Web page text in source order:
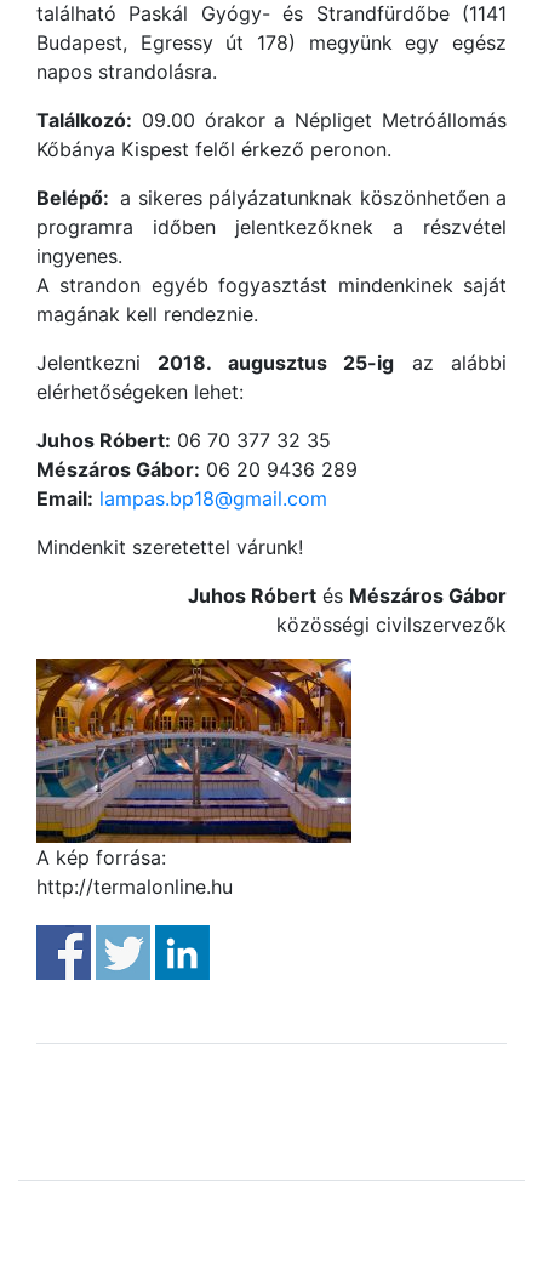
található Paskál Gyógy- és Strandfürdőbe (1141
Budapest, Egressy út 178) megyünk egy egész
napos strandolásra.
Találkozó: 09.00 órakor a Népliget Metróállomás
Kőbánya Kispest felől érkező peronon.
Belépő: a sikeres pályázatunknak köszönhetően a
programra időben jelentkezőknek a részvétel
ingyenes.
A strandon egyéb fogyasztást mindenkinek saját
magának kell rendeznie.
Jelentkezni 2018. augusztus 25-ig az alábbi
elérhetőségeken lehet:
Juhos Róbert: 06 70 377 32 35
Mészáros Gábor: 06 20 9436 289
Email: lampas.bp18@gmail.com
Mindenkit szeretettel várunk!
Juhos Róbert és Mészáros Gábor
közösségi civilszervezők
A kép forrása:
http://termalonline.hu